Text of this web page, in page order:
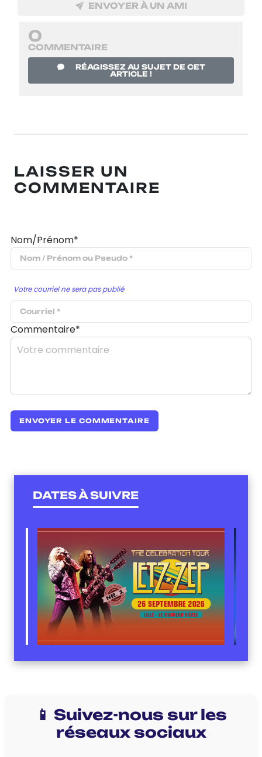
ENVOYER À UN AMI
0
COMMENTAIRE
RÉAGISSEZ AU SUJET DE CET
ARTICLE !
LAISSER UN
COMMENTAIRE
Nom/Prénom*
Votre courriel ne sera pas publié
Commentaire*
DATES À SUIVRE
📱 Suivez-nous sur les
réseaux sociaux